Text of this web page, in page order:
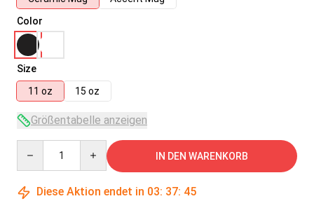
Color
Size
11 oz
15 oz
Größentabelle anzeigen
IN DEN WARENKORB
Diese Aktion endet in 03: 37: 45